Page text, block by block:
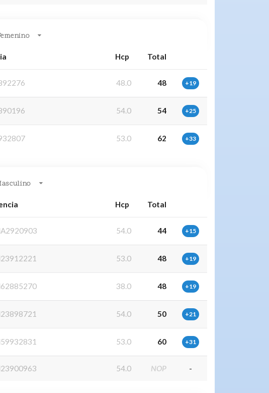
Hcp Total
48.0 48 +19
54.0 54 +25
53.0 62 +33
Hcp Total
54.0 44 +15
53.0 48 +19
38.0 48 +19
54.0 50 +21
53.0 60 +31
54.0 NOP -